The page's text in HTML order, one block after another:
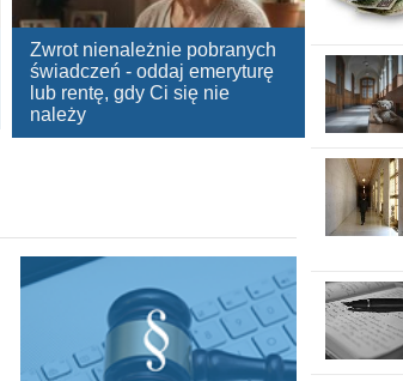
Zwrot nienależnie pobranych
świadczeń - oddaj emeryturę
lub rentę, gdy Ci się nie
należy